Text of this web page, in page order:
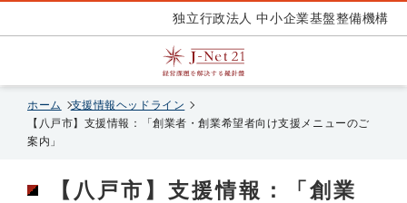
独立行政法人 中小企業基盤整備機構
ホーム
支援情報ヘッドライン
【八戸市】支援情報：「創業者・創業希望者向け支援メニューのご
案内」
【八戸市】支援情報：「創業